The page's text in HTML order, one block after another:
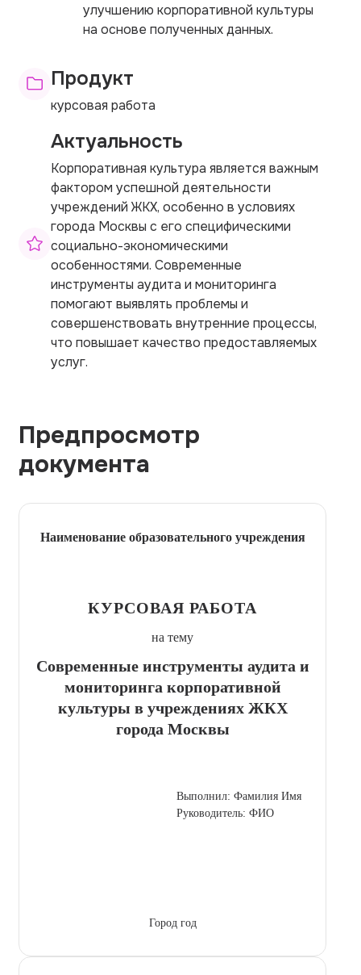
улучшению корпоративной культуры
на основе полученных данных.
Продукт
курсовая работа
Актуальность
Корпоративная культура является важным
фактором успешной деятельности
учреждений ЖКХ, особенно в условиях
города Москвы с его специфическими
социально-экономическими
особенностями. Современные
инструменты аудита и мониторинга
помогают выявлять проблемы и
совершенствовать внутренние процессы,
что повышает качество предоставляемых
услуг.
Предпросмотр
документа
Наименование образовательного учреждения
КУРСОВАЯ РАБОТА
на тему
Современные инструменты аудита и
мониторинга корпоративной
культуры в учреждениях ЖКХ
города Москвы
Выполнил: Фамилия Имя
Руководитель: ФИО
Город год